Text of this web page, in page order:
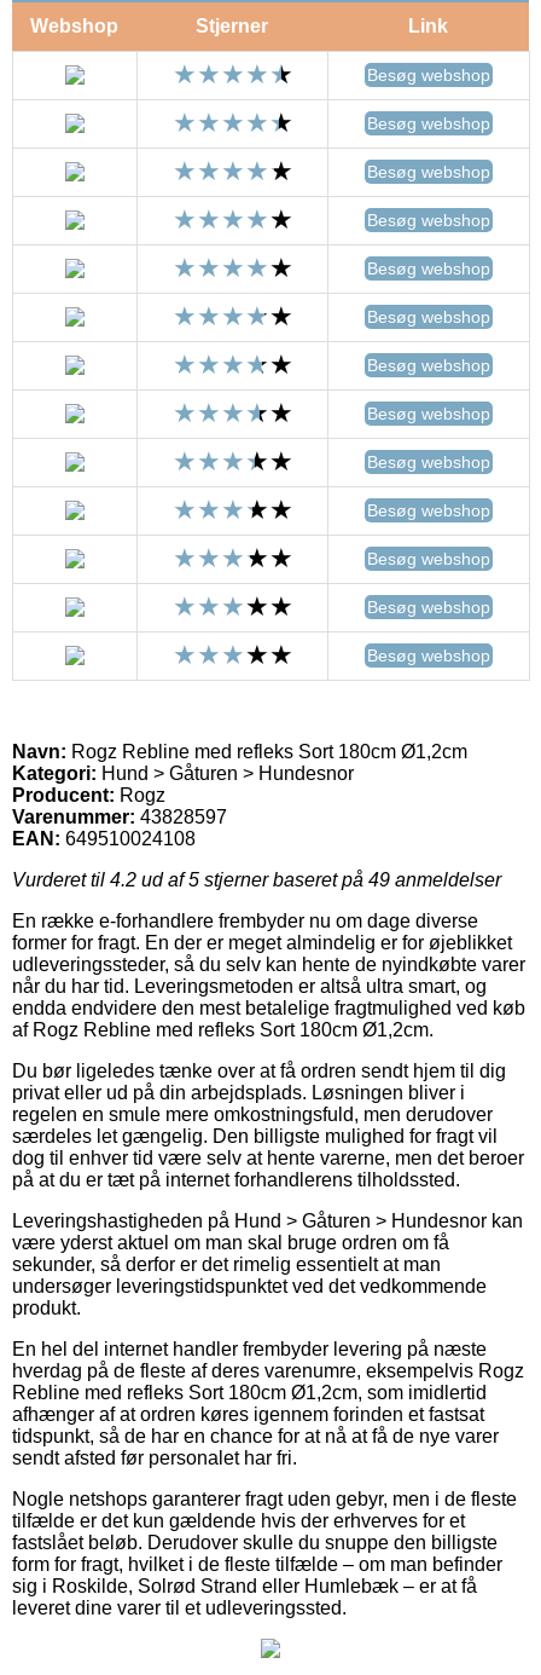
Webshop Stjerner Link
Besøg webshop
Besøg webshop
Besøg webshop
Besøg webshop
Besøg webshop
Besøg webshop
Besøg webshop
Besøg webshop
Besøg webshop
Besøg webshop
Besøg webshop
Besøg webshop
Besøg webshop
Navn: Rogz Rebline med refleks Sort 180cm Ø1,2cm
Kategori: Hund > Gåturen > Hundesnor
Producent: Rogz
Varenummer: 43828597
EAN: 649510024108
Vurderet til 4.2 ud af 5 stjerner baseret på 49 anmeldelser
En række e-forhandlere frembyder nu om dage diverse
former for fragt. En der er meget almindelig er for øjeblikket
udleveringssteder, så du selv kan hente de nyindkøbte varer
når du har tid. Leveringsmetoden er altså ultra smart, og
endda endvidere den mest betalelige fragtmulighed ved køb
af Rogz Rebline med refleks Sort 180cm Ø1,2cm.
Du bør ligeledes tænke over at få ordren sendt hjem til dig
privat eller ud på din arbejdsplads. Løsningen bliver i
regelen en smule mere omkostningsfuld, men derudover
særdeles let gængelig. Den billigste mulighed for fragt vil
dog til enhver tid være selv at hente varerne, men det beroer
på at du er tæt på internet forhandlerens tilholdssted.
Leveringshastigheden på Hund > Gåturen > Hundesnor kan
være yderst aktuel om man skal bruge ordren om få
sekunder, så derfor er det rimelig essentielt at man
undersøger leveringstidspunktet ved det vedkommende
produkt.
En hel del internet handler frembyder levering på næste
hverdag på de fleste af deres varenumre, eksempelvis Rogz
Rebline med refleks Sort 180cm Ø1,2cm, som imidlertid
afhænger af at ordren køres igennem forinden et fastsat
tidspunkt, så de har en chance for at nå at få de nye varer
sendt afsted før personalet har fri.
Nogle netshops garanterer fragt uden gebyr, men i de fleste
tilfælde er det kun gældende hvis der erhverves for et
fastslået beløb. Derudover skulle du snuppe den billigste
form for fragt, hvilket i de fleste tilfælde – om man befinder
sig i Roskilde, Solrød Strand eller Humlebæk – er at få
leveret dine varer til et udleveringssted.